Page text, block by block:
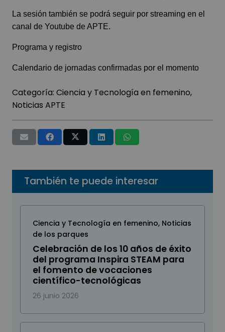
La sesión también se podrá seguir por streaming en el
canal de Youtube de APTE.
Programa y registro
Calendario de jornadas confirmadas por el momento
Categoría: Ciencia y Tecnología en femenino,
Noticias APTE
También te puede interesar
Ciencia y Tecnología en femenino, Noticias
de los parques
Celebración de los 10 años de éxito
del programa Inspira STEAM para
el fomento de vocaciones
científico-tecnológicas
26 junio 2026